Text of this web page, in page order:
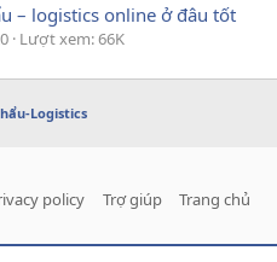
– logistics online ở đâu tốt
Lượt xem: 66K
Logistics
policy Trợ giúp Trang chủ